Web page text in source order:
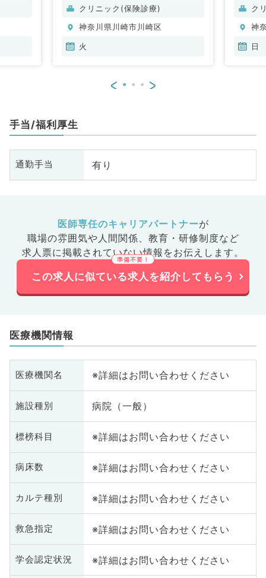
クリニック(保険診療)
神奈川県川崎市川崎区
火
ク
神
日
< >
手当/福利厚生
通勤手当 有り
医師専任のキャリアパートナーが
職場の雰囲気や人間関係、 教育・研修制度など
求人票に掲載されていない情報をお伝えします。
この求人に似ている求人を紹介してもらう
医療機関情報
医療機関名 ※詳細はお問い合わせください
施設種別 病院（一般）
標榜科目 ※詳細はお問い合わせください
病床数 ※詳細はお問い合わせください
カルテ種別 ※詳細はお問い合わせください
救急指定 ※詳細はお問い合わせください
学会認定状況 ※詳細はお問い合わせください